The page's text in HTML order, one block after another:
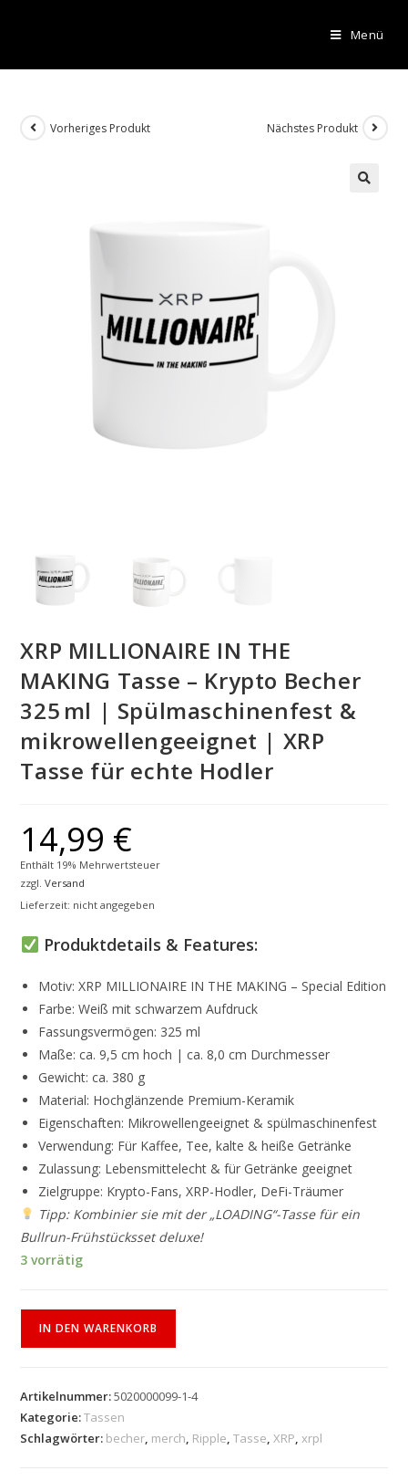
Menü
Vorheriges Produkt Nächstes Produkt
XRP MILLIONAIRE IN THE
MAKING Tasse – Krypto Becher
325 ml | Spülmaschinenfest &
mikrowellengeeignet | XRP
Tasse für echte Hodler
14,99 €
Enthält 19% Mehrwertsteuer
zzgl.Versand
Lieferzeit: nicht angegeben
Produktdetails & Features:
Motiv: XRP MILLIONAIRE IN THE MAKING – Special Edition
Farbe: Weiß mit schwarzem Aufdruck
Fassungsvermögen: 325 ml
Maße: ca. 9,5 cm hoch | ca. 8,0 cm Durchmesser
Gewicht: ca. 380 g
Material: Hochglänzende Premium-Keramik
Eigenschaften: Mikrowellengeeignet & spülmaschinenfest
Verwendung: Für Kaffee, Tee, kalte & heiße Getränke
Zulassung: Lebensmittelecht & für Getränke geeignet
Zielgruppe: Krypto-Fans, XRP-Hodler, DeFi-Träumer
Tipp: Kombinier sie mit der „LOADING“-Tasse für ein
Bullrun-Frühstücksset deluxe!
3 vorrätig
IN DEN WARENKORB
Artikelnummer:5020000099-1-4
Kategorie:Tassen
Schlagwörter: becher, merch, Ripple,Tasse,XRP,xrpl